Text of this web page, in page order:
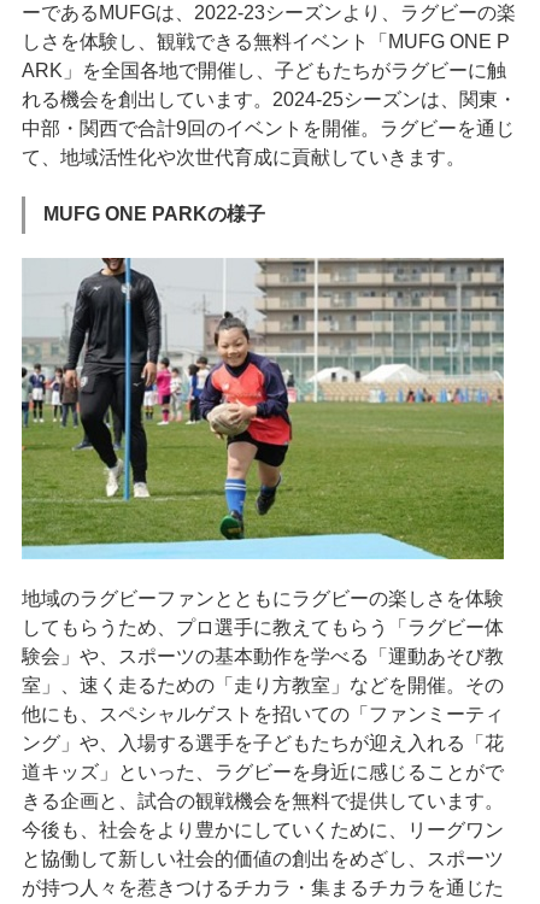
ーであるMUFGは、2022-23シーズンより、ラグビーの楽
しさを体験し、観戦できる無料イベント「MUFG ONE P
ARK」を全国各地で開催し、子どもたちがラグビーに触
れる機会を創出しています。2024-25シーズンは、関東・
中部・関西で合計9回のイベントを開催。ラグビーを通じ
て、地域活性化や次世代育成に貢献していきます。
MUFG ONE PARKの様子
地域のラグビーファンとともにラグビーの楽しさを体験
してもらうため、プロ選手に教えてもらう「ラグビー体
験会」や、スポーツの基本動作を学べる「運動あそび教
室」、速く走るための「走り方教室」などを開催。その
他にも、スペシャルゲストを招いての「ファンミーティ
ング」や、入場する選手を子どもたちが迎え入れる「花
道キッズ」といった、ラグビーを身近に感じることがで
きる企画と、試合の観戦機会を無料で提供しています。
今後も、社会をより豊かにしていくために、リーグワン
と協働して新しい社会的価値の創出をめざし、スポーツ
が持つ人々を惹きつけるチカラ・集まるチカラを通じた